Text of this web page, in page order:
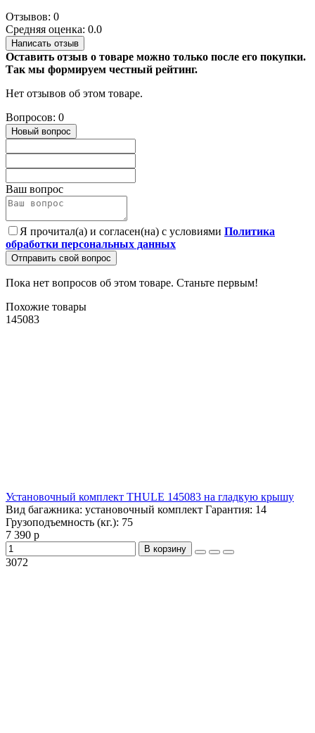
Отзывов: 0
Средняя оценка: 0.0
Написать отзыв
Оставить отзыв о товаре можно только после его покупки.
Так мы формируем честный рейтинг.
Нет отзывов об этом товаре.
Вопросов: 0
Новый вопрос
Ваш вопрос
Я прочитал(а) и согласен(на) с условиями Политика
обработки персональных данных
Отправить свой вопрос
Пока нет вопросов об этом товаре. Станьте первым!
Похожие товары
145083
Установочный комплект THULE 145083 на гладкую крышу
Вид багажника: установочный комплект Гарантия: 14
Грузоподъемность (кг.): 75
7 390 р
В корзину
3072